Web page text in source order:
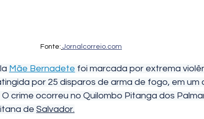
Fonte: Jornalcorreio.com
Mãe Bernadete foi marcada por extrema
por 25 disparos de arma de fogo, em um
crime ocorreu no Quilombo Pitanga dos
de Salvador.